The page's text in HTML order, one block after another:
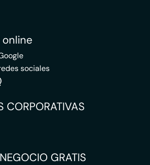
sociales
CORPORATIVAS
GRATIS